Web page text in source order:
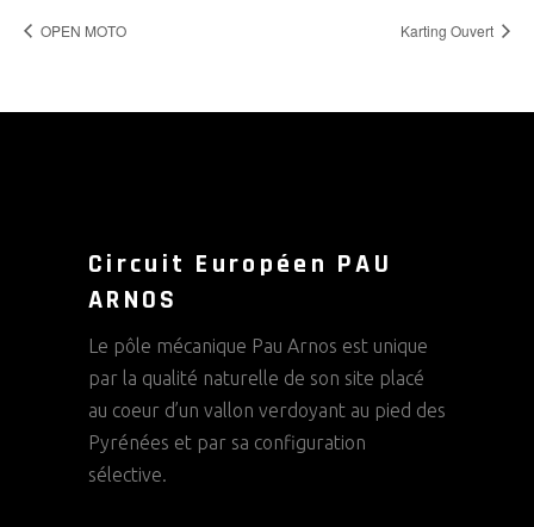
OPEN MOTO Karting Ouvert
Circuit Européen PAU
ARNOS
Le pôle mécanique Pau Arnos est unique
par la qualité naturelle de son site placé
au coeur d’un vallon verdoyant au pied des
Pyrénées et par sa configuration
sélective.